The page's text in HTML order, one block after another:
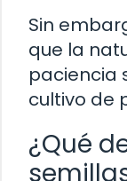
Sin
que la
paciencia
cultivo de
¿Qué